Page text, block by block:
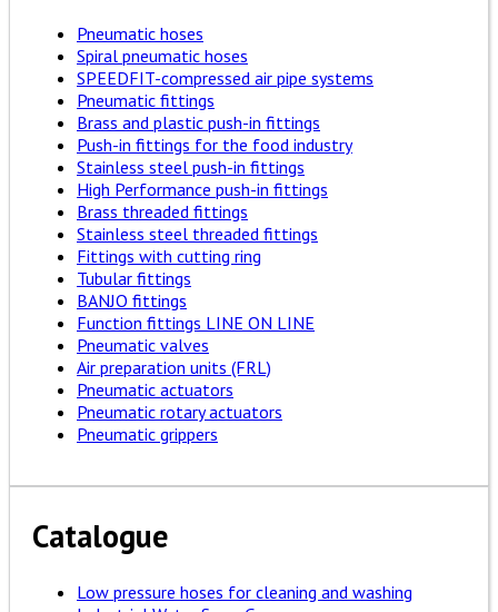
Pneumatic hoses
Spiral pneumatic hoses
SPEEDFIT-compressed air pipe systems
Pneumatic fittings
Brass and plastic push-in fittings
Push-in fittings for the food industry
Stainless steel push-in fittings
High Performance push-in fittings
Brass threaded fittings
Stainless steel threaded fittings
Fittings with cutting ring
Tubular fittings
BANJO fittings
Function fittings LINE ON LINE
Pneumatic valves
Air preparation units (FRL)
Pneumatic actuators
Pneumatic rotary actuators
Pneumatic grippers
Catalogue
Low pressure hoses for cleaning and washing